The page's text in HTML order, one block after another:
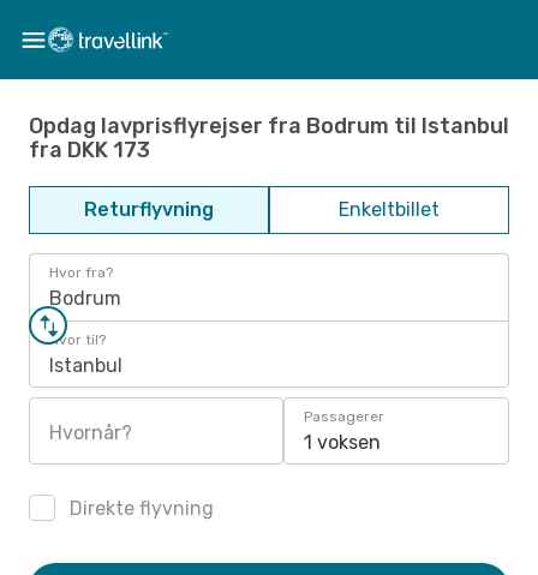
Opdag lavprisflyrejser fra Bodrum til Istanbul
fra DKK 173
Returflyvning Enkeltbillet
Hvor fra?
Bodrum
Hvor til?
Istanbul
Hvornår?
Passagerer
1 voksen
Direkte flyvning